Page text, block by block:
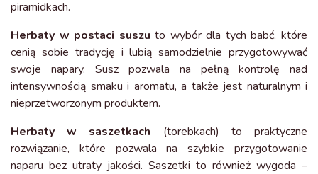
piramidkach.
Herbaty w postaci suszu to wybór dla tych babć, które
cenią sobie tradycję i lubią samodzielnie przygotowywać
swoje napary. Susz pozwala na pełną kontrolę nad
intensywnością smaku i aromatu, a także jest naturalnym i
nieprzetworzonym produktem.
Herbaty w saszetkach (torebkach) to praktyczne
rozwiązanie, które pozwala na szybkie przygotowanie
naparu bez utraty jakości. Saszetki to również wygoda –